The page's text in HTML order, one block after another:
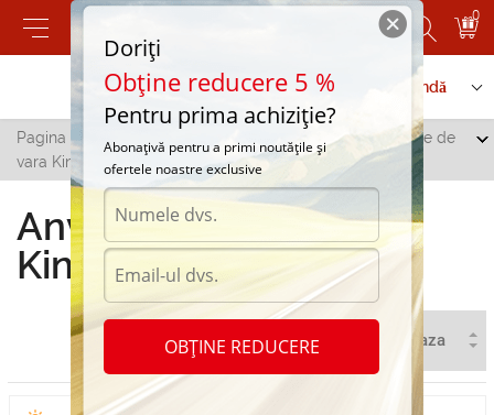
0
Contactați-ne Serviciu de comandă
Pagina principală Criuleni/
Anvelope de
vara Kingstar in Criuleni
Anvelope de vara
Kingstar in Criuleni
Doriți
Obține reducere 5 %
Pentru prima achiziție?
Abonațivă pentru a primi noutățile și
ofertele noastre exclusive
OBȚINE REDUCERE